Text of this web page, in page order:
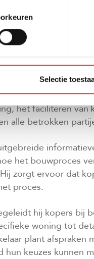
Selectie
partijen. Hij
organiseert
kopers door het
interesse tot
het faciliteren
alle betrokken
het bouwproces
zorgt ervoor dat
proces.
hij kopers bij
woning tot
plant afspraken
keuzes kunnen